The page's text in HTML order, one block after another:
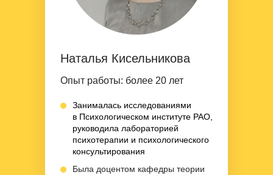
Опыт работы: более 20 лет
Занималась исследованиями
в Психологическом институте РАО,
руководила лабораторией
психотерапии и психологического
консультирования
Была доцентом кафедры теории
Наталья Кисельникова
Скидки до конца мая